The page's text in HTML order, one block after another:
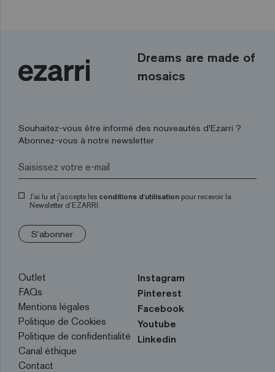
Dreams are made of
mosaics
Souhaitez-vous être informé des nouveautés d’Ezarri ?
Abonnez-vous à notre newsletter
J'ai lu et j'accepte les conditions d'utilisation pour recevoir la
Newsletter d’EZARRI.
S'abonner
Outlet
FAQs
Mentions légales
Politique de Cookies
Politique de confidentialité
Canal éthique
Contact
Instagram
Pinterest
Facebook
Youtube
Linkedin